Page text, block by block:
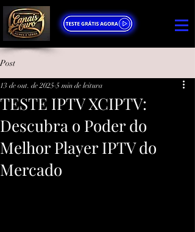
Post
TESTE IPTV XCIPTV:
Descubra o Poder do
Melhor Player IPTV do
Mercado
13 de out. de 2025 5 min de leitura